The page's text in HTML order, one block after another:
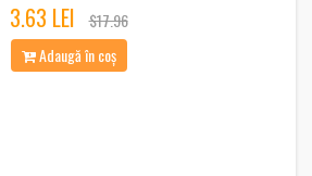
3.63 LEI
$17.96
Adaugă în coș